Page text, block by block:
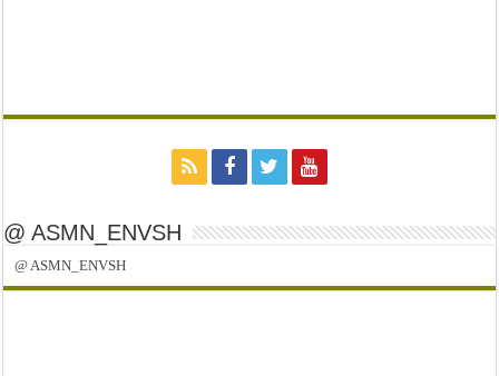
@ ASMN_ENVSH
@ ASMN_ENVSH